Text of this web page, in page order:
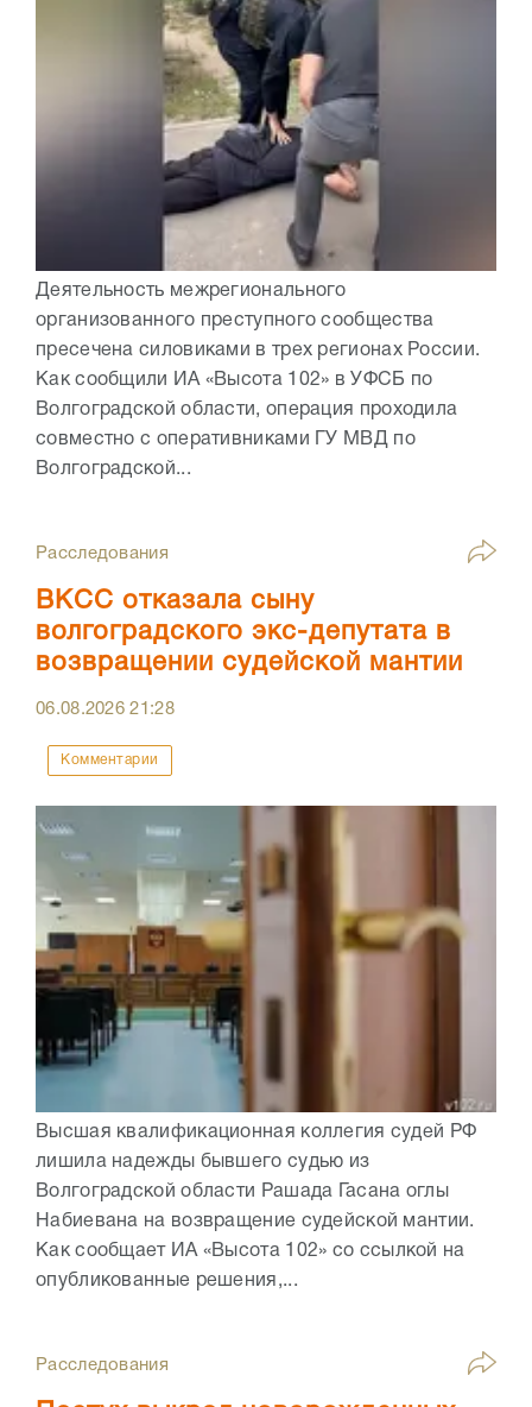
Деятельность межрегионального
организованного преступного сообщества
пресечена силовиками в трех регионах России.
Как сообщили ИА «Высота 102» в УФСБ по
Волгоградской области, операция проходила
совместно с оперативниками ГУ МВД по
Волгоградской...
Расследования
ВКСС отказала сыну
волгоградского экс-депутата в
возвращении судейской мантии
06.08.202621:28
Комментарии
Высшая квалификационная коллегия судей РФ
лишила надежды бывшего судью из
Волгоградской области Рашада Гасана оглы
Набиевана на возвращение судейской мантии.
Как сообщает ИА «Высота 102» со ссылкой на
опубликованные решения,...
Расследования